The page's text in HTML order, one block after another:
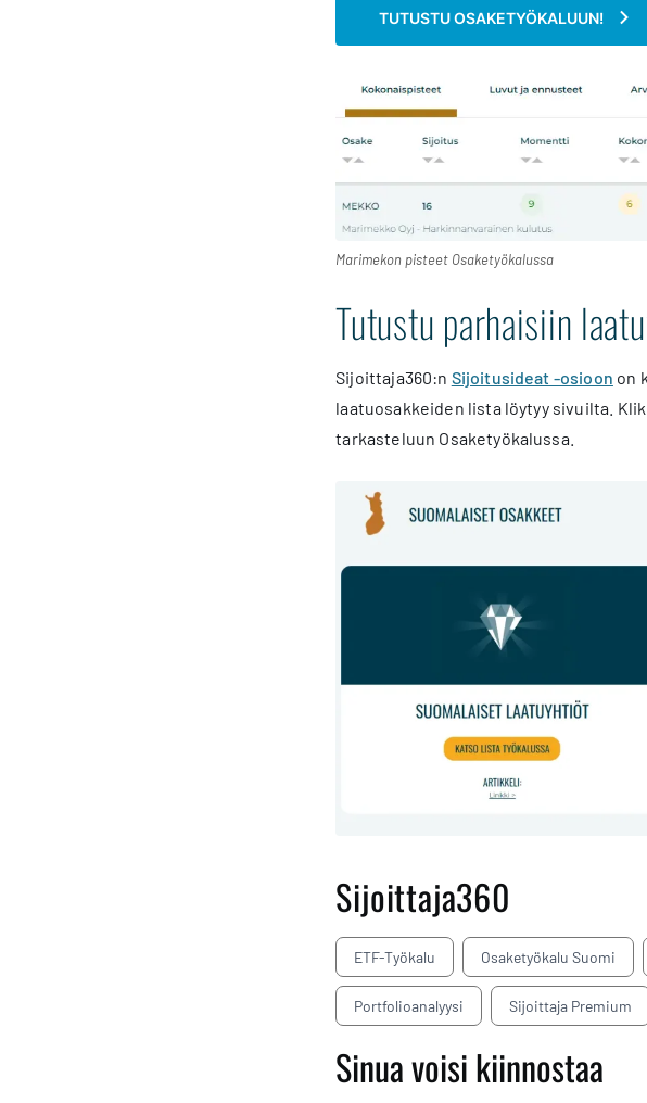
TUTUSTU OSAKETYÖKALUUN!
Marimekon pisteet Osaketyökalussa
Tutustu parhaisiin
Sijoittaja360:n Sijoitusideat -osioon on
laatuosakkeiden lista löytyy sivuilta.
tarkasteluun Osaketyökalussa.
Sijoittaja360
ETF-Työkalu Osaketyökalu Suomi
Portfolioanalyysi Sijoittaja Premium
Sinua voisi kiinnostaa